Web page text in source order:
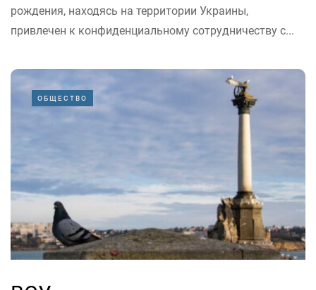
рождения, находясь на территории Украины,
привлечен к конфиденциальному сотрудничеству с...
ОБЩЕСТВО